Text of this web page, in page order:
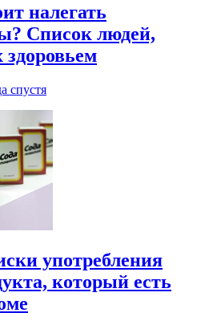
налегать
Список людей,
спустя
употребления
который есть